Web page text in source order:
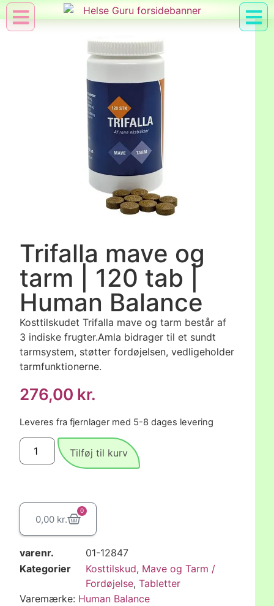
Trifalla mave og
tarm | 120 tab |
Human Balance
Kosttilskudet Trifalla mave og tarm består af
3 indiske frugter.Amla bidrager til et sundt
tarmsystem, støtter fordøjelsen, vedligeholder
tarmfunktionerne.
276,00 kr.
Leveres fra fjernlager med 5-8 dages levering
Tilføj til kurv
0,00 kr.
0
varenr.
01-12847
Kategorier
Kosttilskud, Mave og Tarm /
Fordøjelse,Tabletter
Varemærke: Human Balance